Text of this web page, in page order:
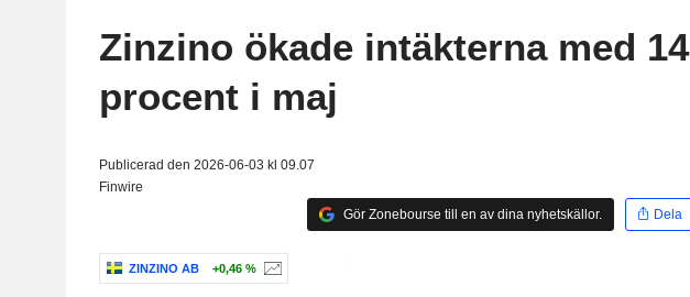
Zinzino ökade intäkterna med 14
procent i maj
Publicerad den 2026-06-03 kl 09.07
Finwire
Gör Zonebourse till en av dina nyhetskällor.
Dela
ZINZINO AB +0,46 %